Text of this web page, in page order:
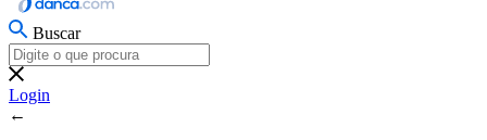
Buscar
Login
←